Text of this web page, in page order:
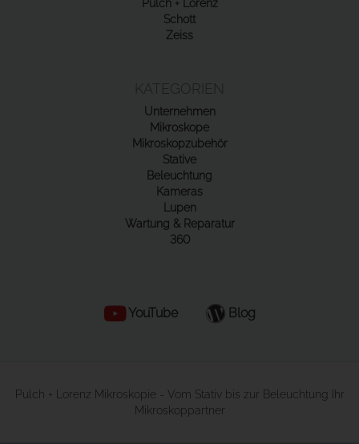
Pulch + Lorenz
Schott
Zeiss
KATEGORIEN
Unternehmen
Mikroskope
Mikroskopzubehör
Stative
Beleuchtung
Kameras
Lupen
Wartung & Reparatur
360
YouTube Blog
Pulch + Lorenz Mikroskopie - Vom Stativ bis zur Beleuchtung Ihr
Mikroskoppartner